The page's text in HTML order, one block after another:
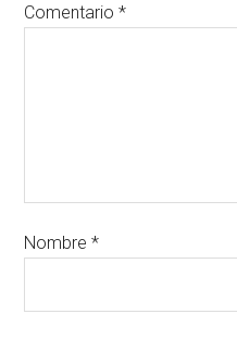
Comentario*
Nombre*